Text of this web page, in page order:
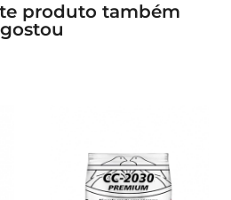
produto também
gostou